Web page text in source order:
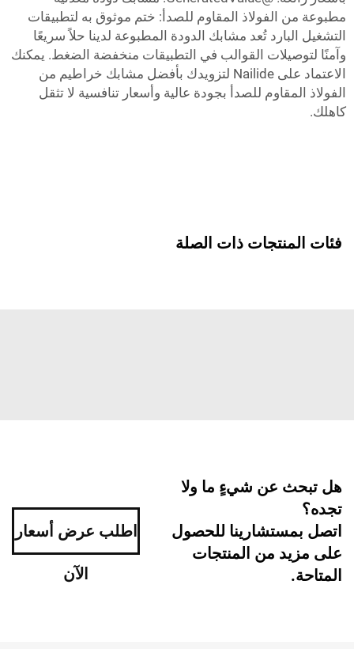
مطبوعة من الفولاذ المقاوم للصدأ: ختم موثوق به لتطبيقات
التشغيل البارد تُعد مشابك الدودة المطبوعة لدينا حلاً سريعًا
وآمنًا لتوصيلات القوالب في التطبيقات منخفضة الضغط. يمكنك
الاعتماد على Nailide لتزويدك بأفضل مشابك خراطيم من
الفولاذ المقاوم للصدأ بجودة عالية وأسعار تنافسية لا تثقل
كاهلك.
فئات المنتجات ذات الصلة
هل تبحث عن شيءٍ ما ولا
تجده؟
اتصل بمستشارينا للحصول
على مزيد من المنتجات
المتاحة.
اطلب عرض أسعار
الآن